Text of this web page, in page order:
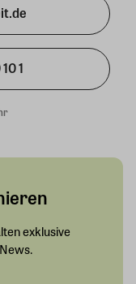
1
exklusive